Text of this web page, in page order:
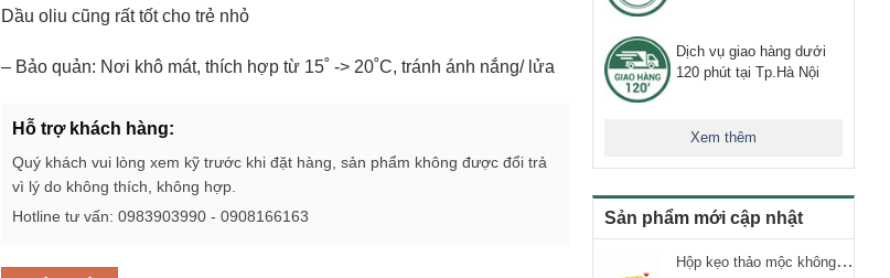
Dịch vụ giao hàng dưới
120 phút tại Tp.Hà Nội
Xem thêm
Sản phẩm mới cập nhật
Hộp kẹo thảo mộc không đường Ricola Signature 112.5g
Dầu oliu cũng rất tốt cho trẻ nhỏ
– Bảo quản: Nơi khô mát, thích hợp từ 15˚ -> 20˚C, tránh ánh nắng/ lửa
Hỗ trợ khách hàng:
Quý khách vui lòng xem kỹ trước khi đặt hàng, sản phẩm không được đổi trả
vì lý do không thích, không hợp.
Hotline tư vấn: 0983903990 - 0908166163